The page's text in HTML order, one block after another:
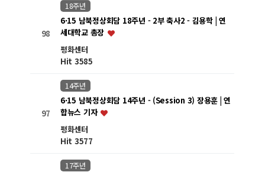
98
18주년
6·15 남북정상회담 18주년 - 2부 축사2 - 김용학 | 연
세대학교 총장
평화센터
Hit 3585
97
14주년
6·15 남북정상회담 14주년 - (Session 3) 장용훈 | 연
합뉴스 기자
평화센터
Hit 3577
17주년